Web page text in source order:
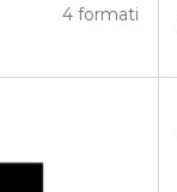
4 formati